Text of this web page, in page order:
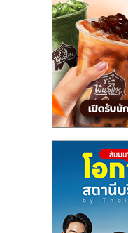
แฟ
ไชส์,
แฟ